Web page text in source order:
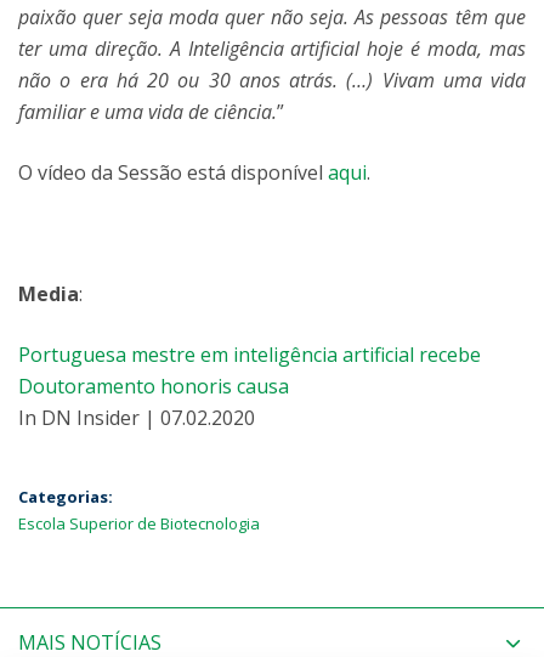
paixão quer seja moda quer não seja. As pessoas têm que
ter uma direção. A Inteligência artificial hoje é moda, mas
não o era há 20 ou 30 anos atrás. (…) Vivam uma vida
familiar e uma vida de ciência.”
O vídeo da Sessão está disponível aqui.
Media:
Portuguesa mestre em inteligência artificial recebe
Doutoramento honoris causa
In DN Insider | 07.02.2020
Categorias:
Escola Superior de Biotecnologia
MAIS NOTÍCIAS